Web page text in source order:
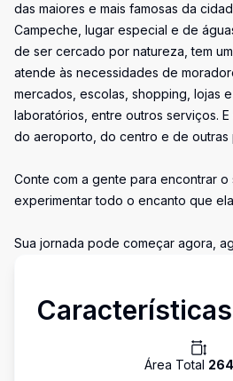
das maiores e mais famosas da
Campeche, lugar especial e de
de ser cercado por natureza, tem
atende às necessidades de
mercados, escolas, shopping, lojas e
laboratórios, entre outros serviços.
do aeroporto, do centro e de outras
Conte com a gente para encontrar o
experimentar todo o encanto que
Sua jornada pode começar agora,
Características
Área Total 264